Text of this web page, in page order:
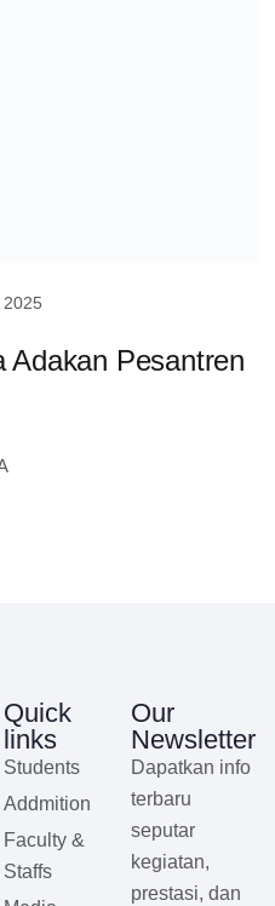
Adakan Pesantren
Quick
links
Students
Addmition
Faculty &
Staffs
Our
Newsletter
Dapatkan info
terbaru
seputar
kegiatan,
prestasi, dan